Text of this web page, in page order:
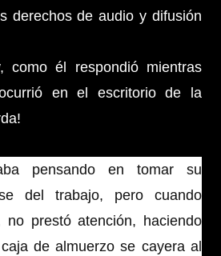
derechos de audio y difusión
como él respondió mientras
en el escritorio de la
pensando en tomar su
del trabajo, pero cuando
no prestó atención, haciendo
de almuerzo se cayera al